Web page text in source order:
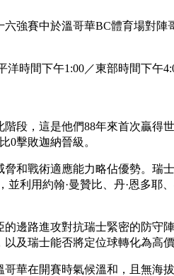
強賽中於溫哥華BC體育場對陣
洋時間下午1:00／東部時間下午
段，這是他們88年來首次贏得
0擊敗迦納晉級。
和戰術適應能力略佔優勢。瑞
並利用約翰·曼贊比、丹·恩多耶
邊路進攻對抗瑞士緊密的防守
及瑞士能否將定位球轉化為高價
華在開賽時氣候溫和，且無海